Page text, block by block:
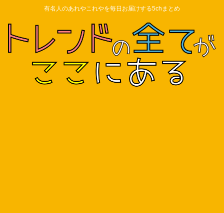
有名人のあれやこれやを毎日お届けする5chまとめ